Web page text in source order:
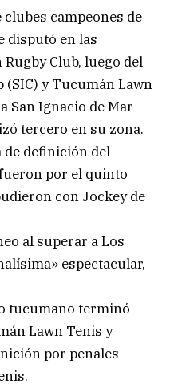
campeones de
disputó en las
Club, luego del
(SIC) y Tucumán Lawn
San Ignacio de Mar
tercero en su zona.
de definición del
por el quinto
con Jockey de
al superar a Los
espectacular,
tucumano terminó
Lawn Tenis y
por penales